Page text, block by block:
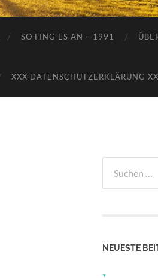
SO FING ES AN – 1991
XXX DATENSCHUTZERKLÄRUNG
nach:
NEUESTE